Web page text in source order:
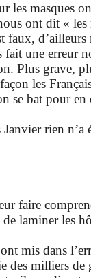
les masques
ont dit « les
faux,
une erreur
Plus grave,
les
se bat pour en
rien n’a
faire
de laminer les
mis dans
des milliers de